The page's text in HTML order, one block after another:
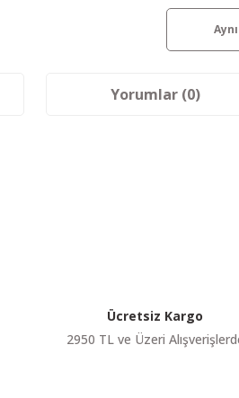
Yorumlar (0)
Ücretsiz Kargo
2950 TL ve Üzeri